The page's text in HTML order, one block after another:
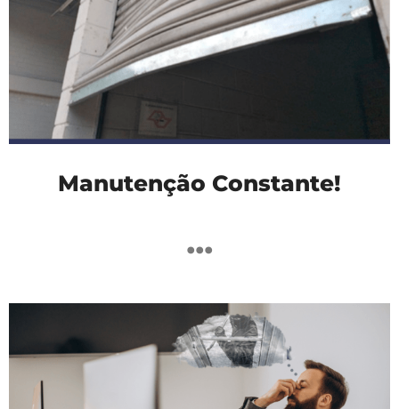
Manutenção Constante!
...